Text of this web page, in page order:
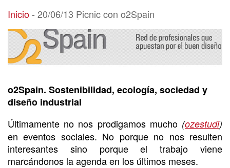
20/06/13 Picnic con o2Spain
Inicio- 20/06/13 Picnic con o2Spain
o2Spain. Sostenibilidad, ecología, sociedad y
diseño industrial
Últimamente no nos prodigamos mucho (ozestudi)
en eventos sociales. No porque no nos resulten
interesantes sino porque el trabajo viene
marcándonos la agenda en los últimos meses.